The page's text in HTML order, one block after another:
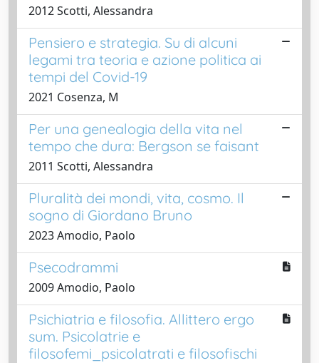
2012 Scotti, Alessandra
Pensiero e strategia. Su di alcuni
legami tra teoria e azione politica ai
tempi del Covid-19
2021 Cosenza, M
Per una genealogia della vita nel
tempo che dura: Bergson se faisant
2011 Scotti, Alessandra
Pluralità dei mondi, vita, cosmo. Il
sogno di Giordano Bruno
2023 Amodio, Paolo
Psecodrammi
2009 Amodio, Paolo
Psichiatria e filosofia. Allittero ergo
sum. Psicolatrie e
filosofemi_psicolatrati e filosofischi